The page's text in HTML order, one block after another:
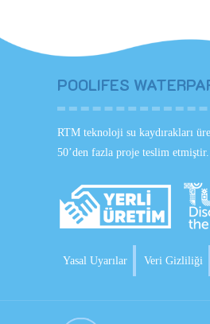
POOLIFES
RTM teknoloji su kaydırakları
50’den fazla proje teslim etmiştir.
Yasal Uyarılar Veri Gizliliği